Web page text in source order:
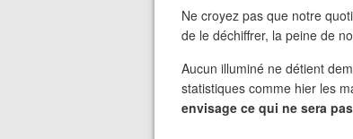
Ne croyez pas que notre
de le déchiffrer, la peine de
Aucun illuminé ne détient
statistiques comme hier les
envisage ce qui ne sera